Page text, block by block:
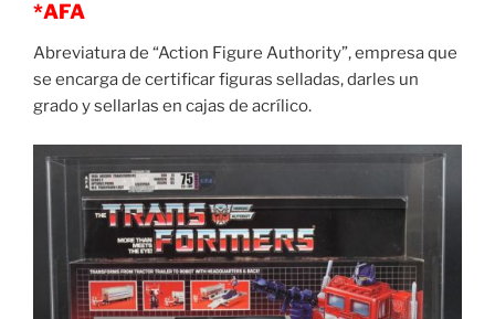
*AFA
Abreviatura de “Action Figure Authority”, empresa que
se encarga de certificar figuras selladas, darles un
grado y sellarlas en cajas de acrílico.